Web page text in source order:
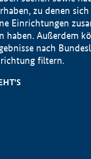
zu denen sich
Einrichtungen
haben. Außerdem
nach
filtern.